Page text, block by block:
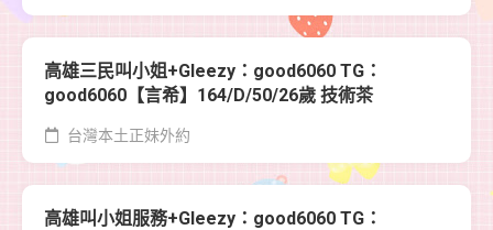
高雄三民叫小姐+Gleezy：good6060 TG：
good6060【言希】164/D/50/26歲 技術茶
台灣本土正妹外約
高雄叫小姐服務+Gleezy：good6060 TG：